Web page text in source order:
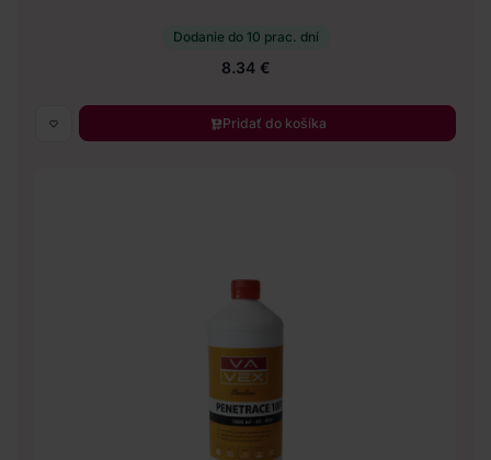
Dodanie do 10 prac. dní
8.34 €
Pridať do košíka